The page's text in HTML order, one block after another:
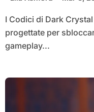
I Codici di Dark Crystal sono sequenze speciali
progettate per
gameplay...